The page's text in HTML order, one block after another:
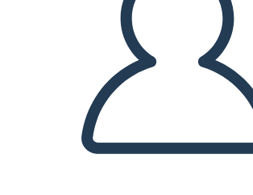
OLVASS NEKEM